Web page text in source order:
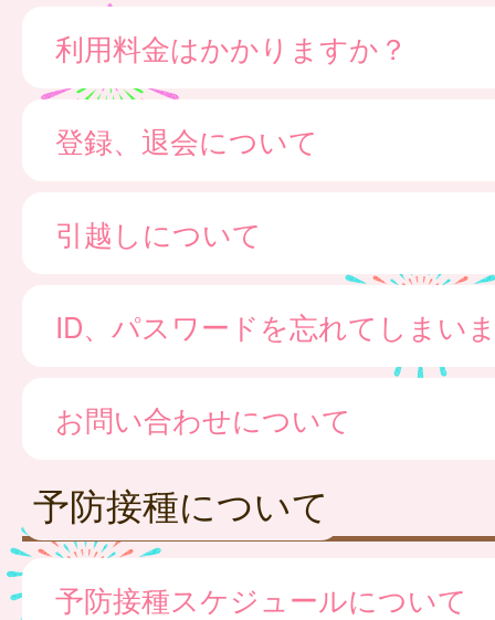
利用料金はかかりますか？
登録、退会について
引越しについて
ID、パスワードを忘れてしまい
お問い合わせについて
予防接種について
予防接種スケジュールについて